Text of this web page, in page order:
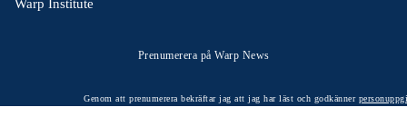
Warp Institute
Prenumerera på Warp News
Genom att prenumerera bekräftar jag att jag har läst och godkänner